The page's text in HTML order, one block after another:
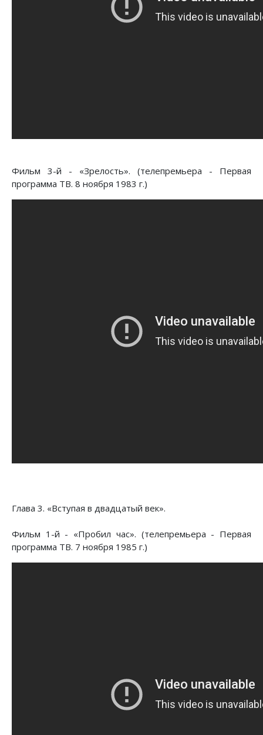
Фильм 3-й - «Зрелость». (телепремьера - Первая
программа ТВ. 8 ноября 1983 г.)
Глава 3. «Вступая в двадцатый век».
Фильм 1-й - «Пробил час». (телепремьера - Первая
программа ТВ. 7 ноября 1985 г.)